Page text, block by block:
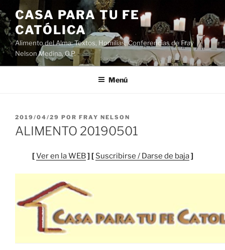
Saltar
al
contenido
CASA PARA TU FE
CATÓLICA
Alimento del Alma: Textos, Homilias, Conferencias de Fray
Nelson Medina, O.P.
Menú
PUBLICADO
EL
2019/04/29 POR FRAY NELSON
ALIMENTO 20190501
[Ver en la WEB] [ Suscribirse / Darse de baja]